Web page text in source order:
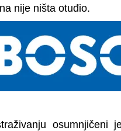
nije ništa otuđio.
osumnjičeni